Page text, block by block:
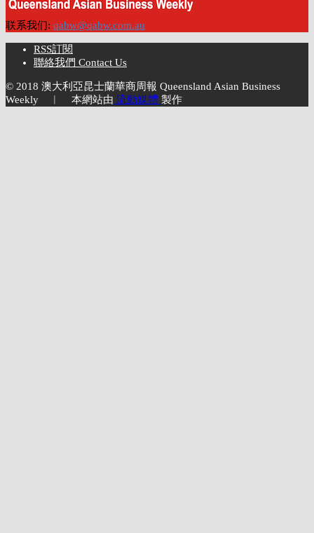
联系我们: qabw@qabw.com.au
RSS訂閱
聯絡我們 Contact Us
© 2018 澳大利亞昆士蘭華商周報 Queensland Asian Business
Weekly ︱ 本網站由 流動媒體 製作